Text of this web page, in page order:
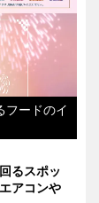
フードのイ
るスポッ
アコンや